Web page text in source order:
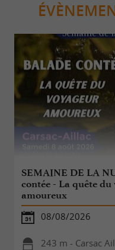
SEMAINE DE LA
contée - La quête du
amoureux
08/08/2026
243 m - Carsac